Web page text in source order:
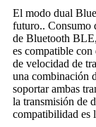
El modo dual
futuro.. Consumo
de Bluetooth
es compatible
de velocidad de
una combinación
soportar ambas
la transmisión de
compatibilidad es